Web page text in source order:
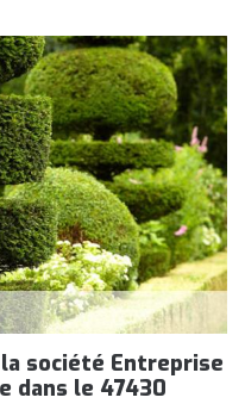
société Entreprise
dans le 47430